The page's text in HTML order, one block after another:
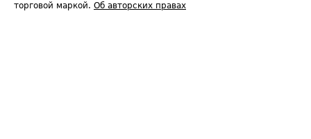
торговой маркой. Об авторских правах